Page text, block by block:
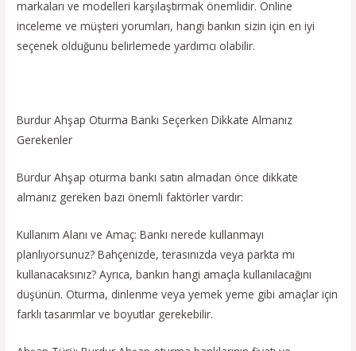
markaları ve modelleri karşılaştırmak önemlidir. Online
inceleme ve müşteri yorumları, hangi bankın sizin için en iyi
seçenek olduğunu belirlemede yardımcı olabilir.
Burdur Ahşap Oturma Bankı Seçerken Dikkate Almanız
Gerekenler
Burdur Ahşap oturma bankı satın almadan önce dikkate
almanız gereken bazı önemli faktörler vardır:
Kullanım Alanı ve Amaç: Bankı nerede kullanmayı
planlıyorsunuz? Bahçenizde, terasınızda veya parkta mı
kullanacaksınız? Ayrıca, bankın hangi amaçla kullanılacağını
düşünün. Oturma, dinlenme veya yemek yeme gibi amaçlar için
farklı tasarımlar ve boyutlar gerekebilir.